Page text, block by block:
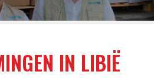
IN LIBIË